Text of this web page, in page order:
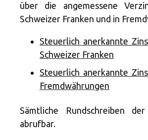
über die angemessene
Schweizer Franken und in
Steuerlich anerkannte
Schweizer Franken
Steuerlich anerkannte
Fremdwährungen
Sämtliche Rundschreiben
abrufbar.